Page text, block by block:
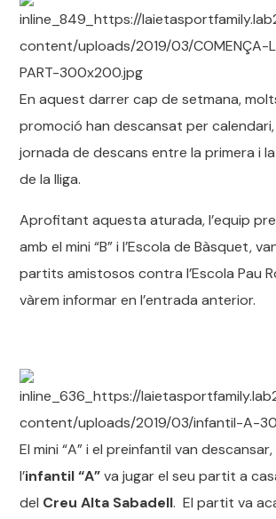
En aquest darrer cap de setmana,
promoció han descansat per calendari,
jornada de descans entre la primera i
de la lliga.
Aprofitant aquesta aturada, l’equip
amb el mini “B” i l’Escola de Bàsquet,
partits amistosos contra l’Escola Pau
vàrem informar en l’entrada anterior.
El mini “A” i el preinfantil van
l’infantil “A”va jugar el seu partit a
del Creu Alta Sabadell. El partit va